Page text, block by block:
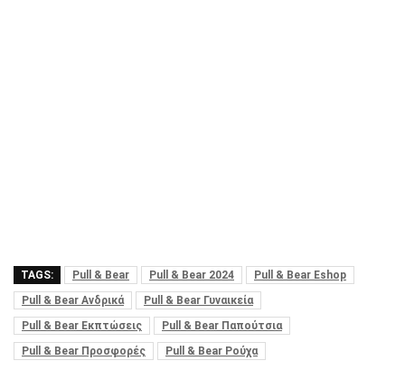
TAGS: Pull & Bear Pull & Bear 2024
Pull & Bear Eshop
Pull & Bear Ανδρικά
Pull & Bear Γυναικεία
Pull & Bear Εκπτώσεις
Pull & Bear Παπούτσια
Pull & Bear Προσφορές
Pull & Bear Ρούχα